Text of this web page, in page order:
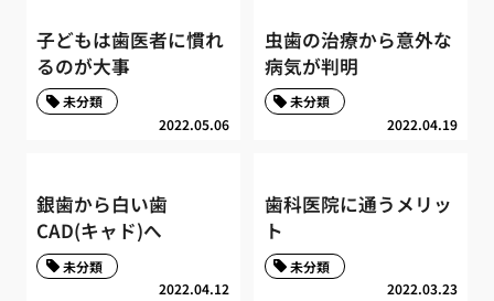
子どもは歯医者に慣れ
るのが大事
2022.05.06
未分類
虫歯の治療から意外な
病気が判明
2022.04.19
未分類
銀歯から白い歯
CAD(キャド)へ
2022.04.12
未分類
歯科医院に通うメリッ
ト
2022.03.23
未分類